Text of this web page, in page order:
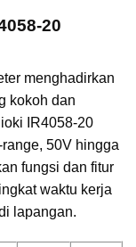
20
menghadirkan
kokoh dan
IR4058-20
50V hingga
fungsi dan fitur
waktu kerja
lapangan.